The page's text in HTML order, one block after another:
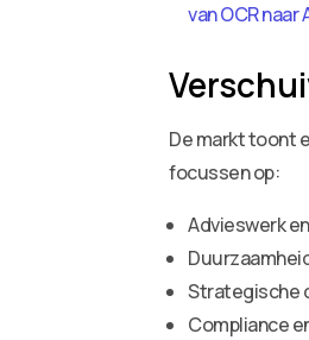
van OCR
De markt toont
focussen op:
Advieswerk
Strategische
Compliance